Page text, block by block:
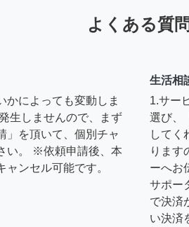
よくある質問
かによっても変動しま
生しませんので、まず
」を頂いて、個別チャ
い。 ※依頼申請後、本
ンセル可能です。
生活相
1.サー
選び、
してく
ります
ーへお
サポー
で決済
い決済